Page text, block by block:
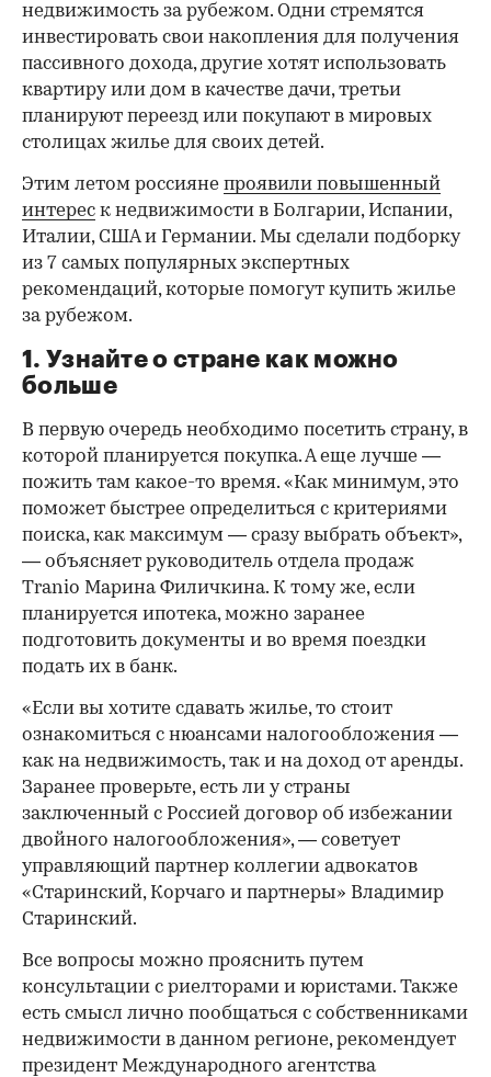
недвижимость за рубежом. Одни стремятся
инвестировать свои накопления для получения
пассивного дохода, другие хотят использовать
квартиру или дом в качестве дачи, третьи
планируют переезд или покупают в мировых
столицах жилье для своих детей.
Этим летом россияне проявили повышенный
интерес к недвижимости в Болгарии, Испании,
Италии, США и Германии. Мы сделали подборку
из 7 самых популярных экспертных
рекомендаций, которые помогут купить жилье
за рубежом.
1. Узнайте о стране как можно
больше
В первую очередь необходимо посетить страну, в
которой планируется покупка. А еще лучше —
пожить там какое-то время. «Как минимум, это
поможет быстрее определиться с критериями
поиска, как максимум — сразу выбрать объект»,
— объясняет руководитель отдела продаж
Tranio Марина Филичкина. К тому же, если
планируется ипотека, можно заранее
подготовить документы и во время поездки
подать их в банк.
«Если вы хотите сдавать жилье, то стоит
ознакомиться с нюансами налогообложения —
как на недвижимость, так и на доход от аренды.
Заранее проверьте, есть ли у страны
заключенный с Россией договор об избежании
двойного налогообложения», — советует
управляющий партнер коллегии адвокатов
«Старинский, Корчаго и партнеры» Владимир
Старинский.
Все вопросы можно прояснить путем
консультации с риелторами и юристами. Также
есть смысл лично пообщаться с собственниками
недвижимости в данном регионе, рекомендует
президент Международного агентства